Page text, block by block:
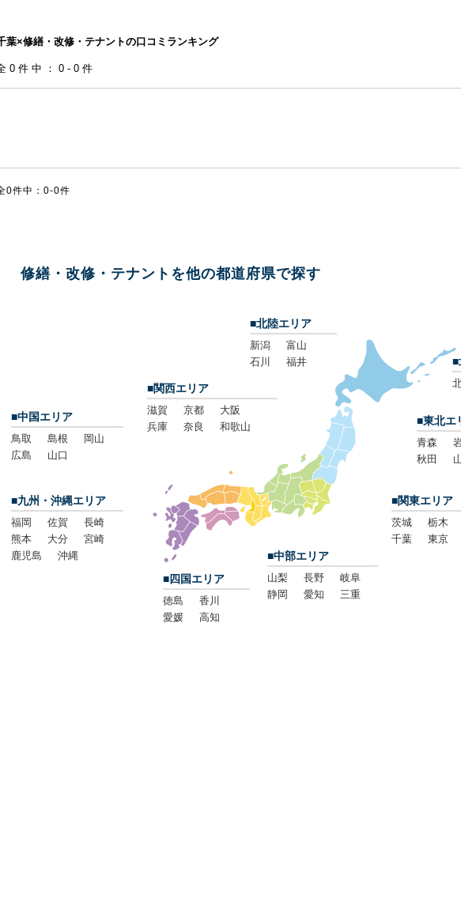
葉×修繕・改修・テナントの口コミランキング
0件中：0-0件
0件中：0-0件
修繕・改修・テナントを他の都道府県で探す
■
■東北エ
青森
秋田
■関東エリア
茨城 栃木
千葉
東京
■北陸エリア
新潟
富山
石川
福井
■中部エリア
山梨 長野
岐阜
静岡
愛知 三重
■関西エリア
滋賀 京都
大阪
兵庫
奈良 和歌山
■中国エリア
鳥取 島根
岡山
広島
山口
■四国エリア
徳島
香川
愛媛
高知
■九州・沖縄エリア
福岡 佐賀
長崎
熊本
大分
宮崎
鹿児島
沖縄